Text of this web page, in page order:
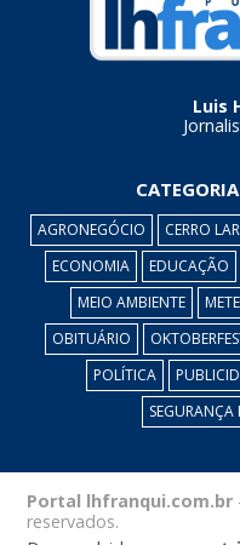
Luis
AGRONEGÓCIO CERRO
ECONOMIA
EDUCAÇÃO
MEIO AMBIENTE
OBITUÁRIO
POLÍTICA
Portal lhfranqui.com.br
reservados.